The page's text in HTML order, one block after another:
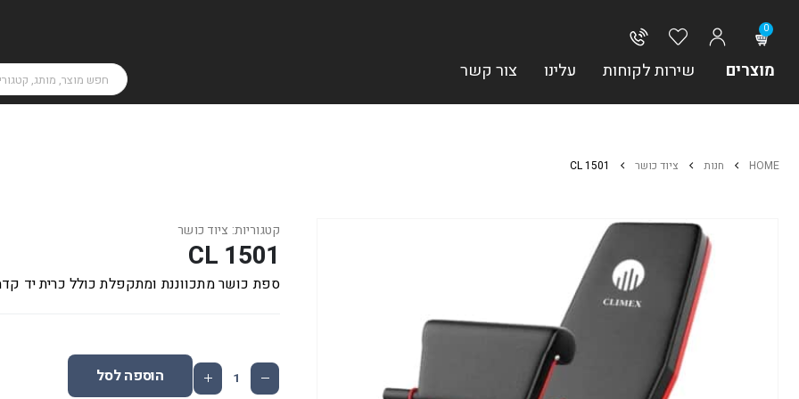
0
מוצרים שירות לקוחות עלינו צור קשר
HOME חנות ציוד כושר CL 1501
קטגוריות: ציוד כושר
CL 1501
ספת כושר מתכווננת ומתקפלת כולל כרית יד
הוספה לסל